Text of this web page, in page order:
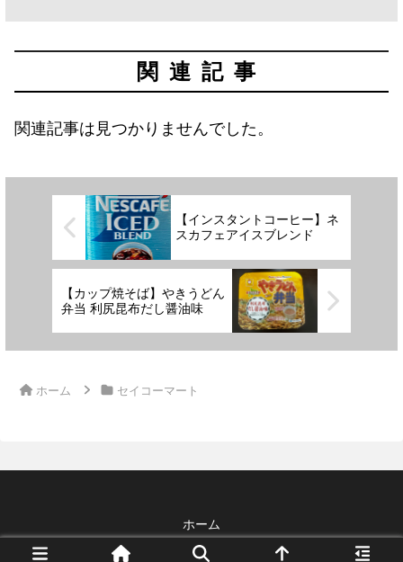
関連記事
関連記事は見つかりませんでした。
【インスタントコーヒー】ネ
スカフェアイスブレンド
【カップ焼そば】やきうどん
弁当 利尻昆布だし醤油味
ホーム セイコーマート
ホーム
© 2026 Blog Guide All Rights Reserved.